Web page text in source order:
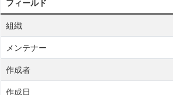
フィールド
組織
メンテナー
作成者
作成日